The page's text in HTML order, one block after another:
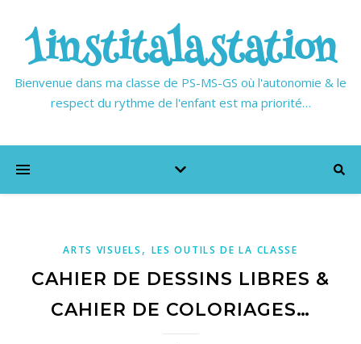
1institalastation
Bienvenue dans ma classe de PS-MS-GS où l'autonomie & le
respect du rythme de l'enfant est ma priorité…
ARTS VISUELS , LES OUTILS DE LA CLASSE
CAHIER DE DESSINS LIBRES &
CAHIER DE COLORIAGES…